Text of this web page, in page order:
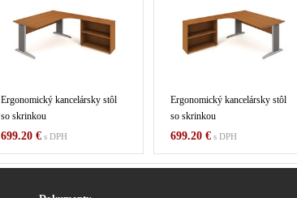
Ergonomický kancelársky stôl
so skrinkou
699.20 €s DPH
Ergonomický kancelársky stôl
so skrinkou
699.20 €s DPH